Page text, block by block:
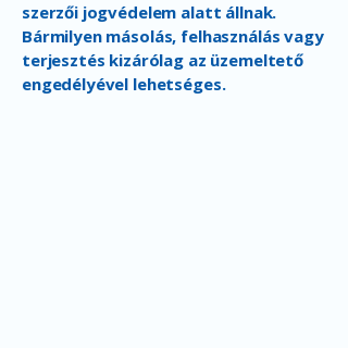
szerzői jogvédelem alatt állnak.
Bármilyen másolás, felhasználás vagy
terjesztés kizárólag az üzemeltető
engedélyével lehetséges.